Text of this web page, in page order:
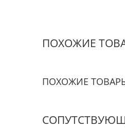
ПОХОЖИЕ
ПОХОЖИЕ